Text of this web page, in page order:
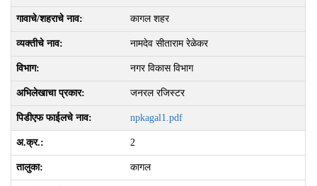
कागल शहर
नामदेव सीताराम रेळेकर
नगर विकास विभाग
जनरल रजिस्टर
npkagal1.pdf
2
कागल